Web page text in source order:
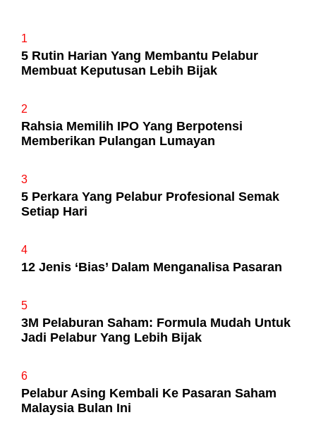
1
5 Rutin Harian Yang Membantu Pelabur
Membuat Keputusan Lebih Bijak
2
Rahsia Memilih IPO Yang Berpotensi
Memberikan Pulangan Lumayan
3
5 Perkara Yang Pelabur Profesional Semak
Setiap Hari
4
12 Jenis ‘Bias’ Dalam Menganalisa Pasaran
5
3M Pelaburan Saham: Formula Mudah Untuk
Jadi Pelabur Yang Lebih Bijak
6
Pelabur Asing Kembali Ke Pasaran Saham
Malaysia Bulan Ini